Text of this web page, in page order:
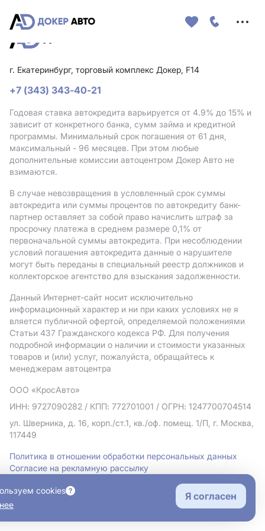
г. Екатеринбург, торговый комплекс Докер, F14
+7 (343) 343-40-21
Годовая ставка автокредита варьируется от 4.9% до 15% и
зависит от конкретного банка, сумм займа и кредитной
программы. Минимальный срок погашения от 61 дня,
максимальный - 96 месяцев. При этом любые
дополнительные комиссии автоцентром Докер Авто не
взимаются.
В случае невозвращения в условленный срок суммы
автокредита или суммы процентов по автокредиту банк-
партнер оставляет за собой право начислить штраф за
просрочку платежа в среднем размере 0,1% от
первоначальной суммы автокредита. При несоблюдении
условий погашения автокредита данные о нарушителе
могут быть переданы в специальный реестр должников и
коллекторское агентство для взыскания задолженности.
Данный Интернет-сайт носит исключительно
информационный характер и ни при каких условиях не я
вляется публичной офертой, определяемой положениями
Статьи 437 Гражданского кодекса РФ. Для получения
подробной информации о наличии и стоимости указанных
товаров и (или) услуг, пожалуйста, обращайтесь к
менеджерам автоцентра
ООО «КросАвто»
ИНН: 9727090282 / КПП: 772701001 / ОГРН: 1247700704514
ул. Шверника, д. 16, корп./ст.1, кв./оф. помещ. 1/П, г. Москва,
117449
Политика в отношении обработки персональных данных
Согласие на рекламную рассылку
cookies
Я согласен